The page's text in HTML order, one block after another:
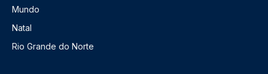
Mundo
Natal
Rio Grande do Norte